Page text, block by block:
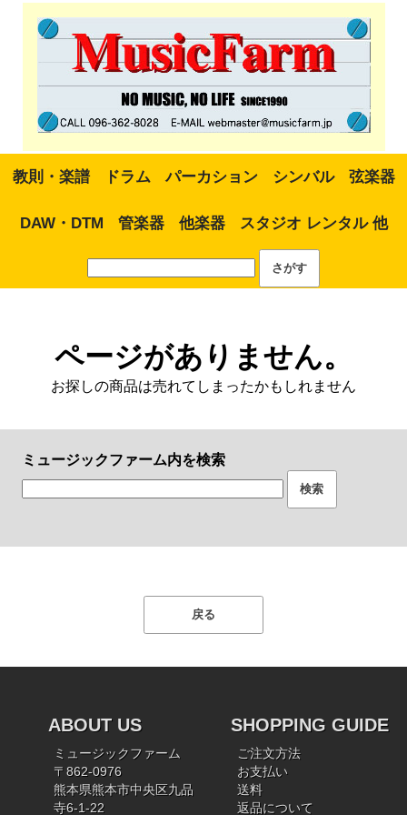
教則・楽譜 ドラム パーカション シンバル 弦楽器
DAW・DTM 管楽器 他楽器 スタジオ レンタル 他
ページがありません。
お探しの商品は売れてしまったかもしれません
ミュージックファーム内を検索
ABOUT US
ミュージックファーム
〒862-0976
熊本県熊本市中央区九品
寺6-1-22
SHOPPING GUIDE
ご注文方法
お支払い
送料
返品について